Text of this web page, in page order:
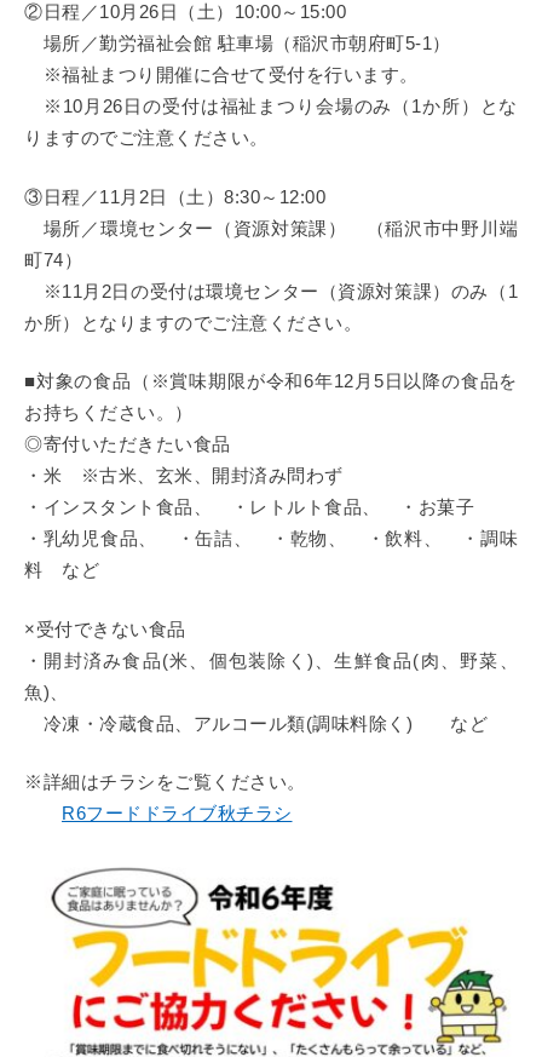
②日程／10月26日（土）10:00～15:00
場所／勤労福祉会館 駐車場（稲沢市朝府町5-1）
※福祉まつり開催に合せて受付を行います。
※10月26日の受付は福祉まつり会場のみ（1か所）とな
りますのでご注意ください。
③日程／11月2日（土）8:30～12:00
場所／環境センター（資源対策課） （稲沢市中野川端
町74）
※11月2日の受付は環境センター（資源対策課）のみ（1
か所）となりますのでご注意ください。
■対象の食品（※賞味期限が令和6年12月5日以降の食品を
お持ちください。）
◎寄付いただきたい食品
・米 ※古米、玄米、開封済み問わず
・インスタント食品、 ・レトルト食品、 ・お菓子
・乳幼児食品、 ・缶詰、 ・乾物、 ・飲料、 ・調味
料 など
×受付できない食品
・開封済み食品(米、個包装除く)、生鮮食品(肉、野菜、
魚)、
冷凍・冷蔵食品、アルコール類(調味料除く) など
※詳細はチラシをご覧ください。
R6フードドライブ秋チラシ